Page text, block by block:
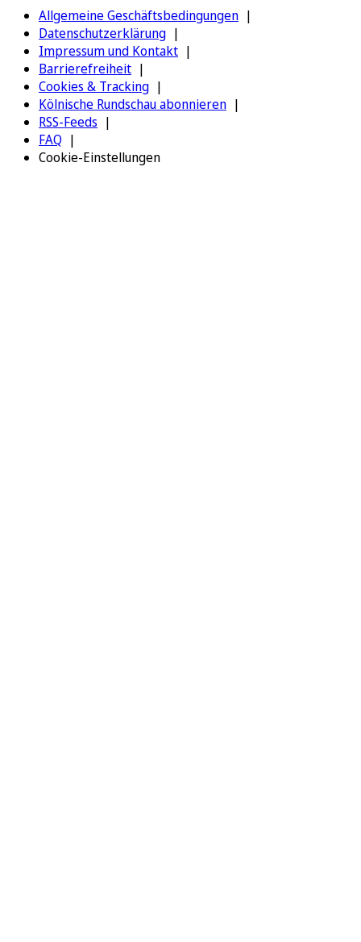
Allgemeine Geschäftsbedingungen
Datenschutzerklärung
Impressum und Kontakt
Barrierefreiheit
Cookies & Tracking
Kölnische Rundschau abonnieren
RSS-Feeds
FAQ
Cookie-Einstellungen